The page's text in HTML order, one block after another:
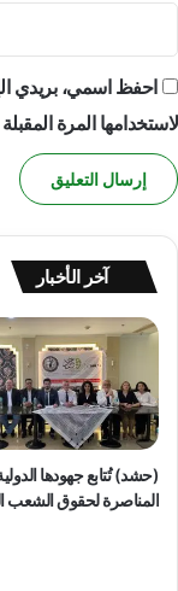
احفظ اسمي، بريدي
لاستخدامها المرة
آخر الأخبار
(حشد) تُتابع جهودها
المناصرة لحقوق الشعب